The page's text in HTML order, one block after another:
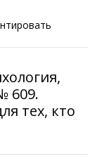
609.
тех, кто